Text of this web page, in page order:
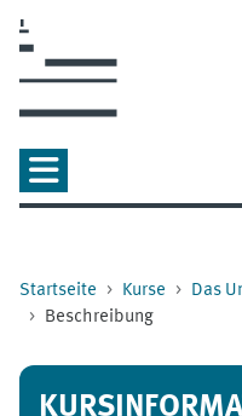
Startseite Kurse
Das
Beschreibung